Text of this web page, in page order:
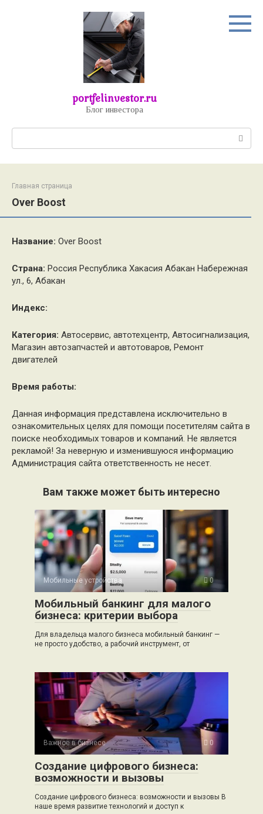
portfelinvestor.ru
Блог инвестора
Главная страница
Over Boost
Название: Over Boost
Страна: Россия Республика Хакасия Абакан Набережная
ул., 6, Абакан
Индекс:
Категория: Автосервис, автотехцентр, Автосигнализация,
Магазин автозапчастей и автотоваров, Ремонт
двигателей
Время работы:
Данная информация представлена исключительно в
ознакомительных целях для помощи посетителям сайта в
поиске необходимых товаров и компаний. Не является
рекламой! За неверную и изменившуюся информацию
Администрация сайта ответственность не несет.
Вам также может быть интересно
Мобильные устройства 0
Мобильный банкинг для малого
бизнеса: критерии выбора
Для владельца малого бизнеса мобильный банкинг —
не просто удобство, а рабочий инструмент, от
Важное в бизнесе 0
Создание цифрового бизнеса:
возможности и вызовы
Создание цифрового бизнеса: возможности и вызовы В
наше время развитие технологий и доступ к